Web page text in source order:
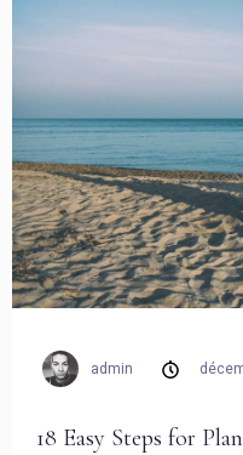
admin
18 Easy Steps for